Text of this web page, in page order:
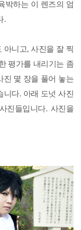
박하는 이 렌즈의 엄
.
아니고, 사진을 잘 찍
평가를 내리기는 좀
진 몇 장을 풀어 놓는
다. 아래 도넛 사진
진들입니다. 사진을